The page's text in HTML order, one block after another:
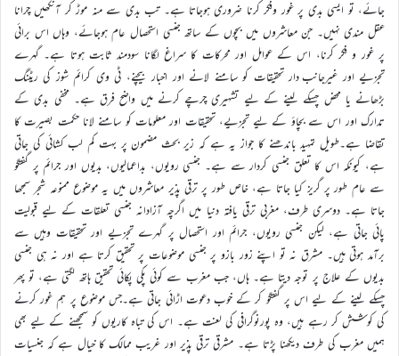
جائے، تو ایسی بدی پر غور وفکر کرنا ضروری ہوجاتا ہے۔ تب بدی سے منہ موڑ کر آنکھیں چرانا
عقل مندی نہیں۔ جن معاشروں میں بچوں کے ساتھ جنسی استحصال عام ہوجائے، وہاں اس برائی
پر غور و فکر کرنا، اس کے عوامل اور محرکات کا سراغ لگانا سودمند ثابت ہوتا ہے۔ گہرے
تجزیے اور غیرجانب دار تحقیقات کو سامنے لانے اور اخبار بیچنے، ٹی وی کرائم شوز کی ریٹنگ
بڑھانے یا محض چسکے لینے کے لیے تشہیری چرچے کرنے میں واضح فرق ہے۔ مخفی بدی کے
تدارک اور اس سے بچاؤ کے لیے تجزیے، تحقیقات اور معلومات کو سامنے لانا حکمت بصیرت کا
تقاضا ہے۔طویل تمہید باندھنے کا جواز یہ ہے کہ زیر بحث مضمون پر بہت کم لب کشائی کی جاتی
ہے، کیونکہ اس کا تعلق جنسی کردار سے ہے۔ جنسی رویوں، بداعمالیوں، بدیوں اور جرائم پر گفتگو
سے عام طور پر گریز کیا جاتا ہے، خاص طور پر ترقی پذیر معاشروں میں یہ موضوع ممنوعہ شجر سمجھا
جاتا ہے۔ دوسری طرف، مغربی ترقی یافتہ دنیا میں اگرچہ آزادانہ جنسی تعلقات کے لیے قبولیت
پائی جاتی ہے، لیکن جنسی رویوں، جرائم اور استحصال پر گہرے تجزیے اور تحقیقات وہیں سے
برآمد ہوتی ہیں۔ مشرق نہ تو اپنے زور بازو پر جنسی موضوعات پر تحقیق کرتا ہے اور نہ ہی جنسی
بدیوں کے علاج پر توجہ دیتا ہے۔ ہاں، جب مغرب سے کوئی پکی پکائی تحقیق ہاتھ لگتی ہے، تو پھر
چسکے لینے کے لیے اس پر گفتگو کر کے خوب دعوت اڑائی جاتی ہے۔جس موضوع پر ہم غور کرنے
کی کوشش کر رہے ہیں، وہ پورنوگرافی کی لعنت ہے۔ اس کی تباہ کاریوں کو سمجھنے کے لیے بھی
ہمیں مغرب کی طرف دیکھنا پڑتا ہے۔ مشرقی ترقی پذیر اور غریب ممالک کا خیال ہے کہ جنسیات